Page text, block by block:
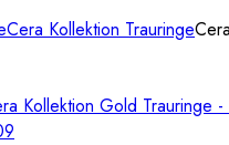
Cera Kollektion Trauringe